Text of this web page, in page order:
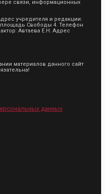
связи, информационных
учредителя и редакции:
площадь Свободы 4. Телефон
Автаева Е.Н. Адрес
материалов данного сайт
данных